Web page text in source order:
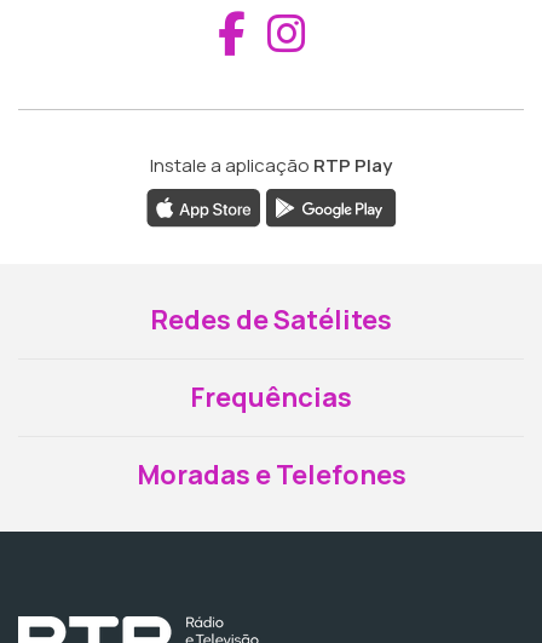
Aceder ao
Instale a aplicação RTP Play
Redes de Satélites
Frequências
Moradas e Telefones